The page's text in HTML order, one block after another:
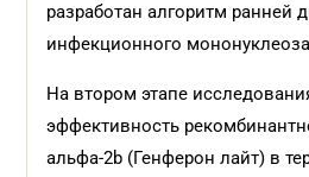
разработан алгоритм ранней
инфекционного
На втором этапе
эффективность
альфа-2b (Генферон лайт) в